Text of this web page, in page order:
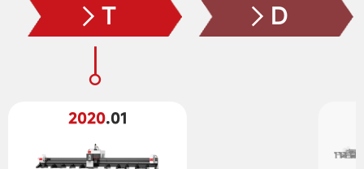
T
2020.01
D